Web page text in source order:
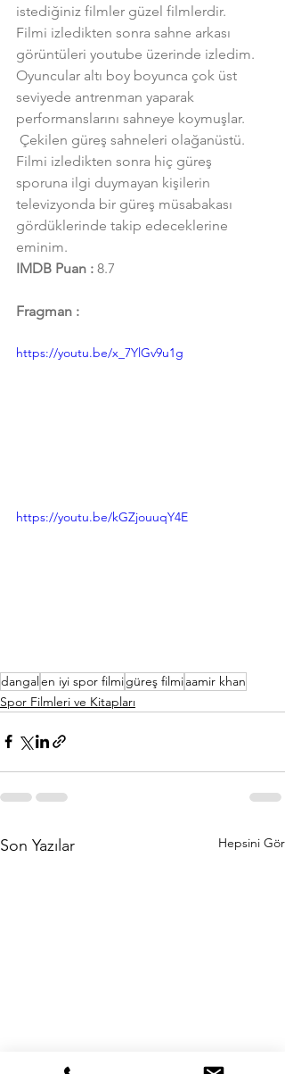
istediğiniz filmler güzel filmlerdir.
Filmi izledikten sonra sahne arkası
görüntüleri youtube üzerinde izledim.
Oyuncular altı boy boyunca çok üst
seviyede antrenman yaparak
performanslarını sahneye koymuşlar.
Çekilen güreş sahneleri olağanüstü.
Filmi izledikten sonra hiç güreş
sporuna ilgi duymayan kişilerin
televizyonda bir güreş müsabakası
gördüklerinde takip edeceklerine
eminim.
IMDB Puan : 8.7
Fragman :
https://youtu.be/x_7YlGv9u1g
https://youtu.be/kGZjouuqY4E
dangalen iyi spor filmigüreş filmiaamir khan
Spor Filmleri ve Kitapları
Son Yazılar Hepsini Gör